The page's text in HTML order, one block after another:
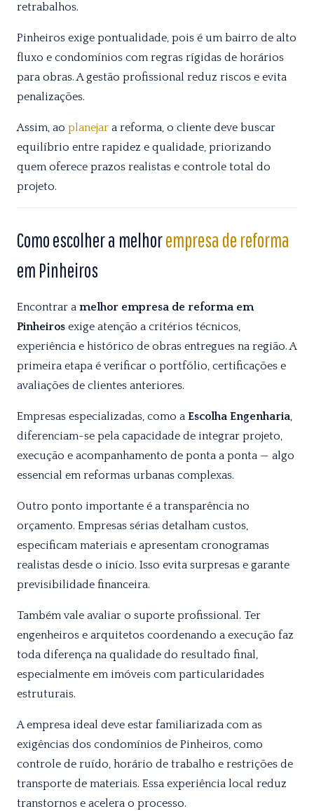
retrabalhos.
Pinheiros exige pontualidade, pois é um bairro de alto
fluxo e condomínios com regras rígidas de horários
para obras. A gestão profissional reduz riscos e evita
penalizações.
Assim, ao planejar a reforma, o cliente deve buscar
equilíbrio entre rapidez e qualidade, priorizando
quem oferece prazos realistas e controle total do
projeto.
Como escolher a melhorempresa de reforma
em Pinheiros
Encontrar a melhor empresa de reforma em
Pinheiros exige atenção a critérios técnicos,
experiência e histórico de obras entregues na região. A
primeira etapa é verificar o portfólio, certificações e
avaliações de clientes anteriores.
Empresas especializadas, como a Escolha Engenharia,
diferenciam-se pela capacidade de integrar projeto,
execução e acompanhamento de ponta a ponta — algo
essencial em reformas urbanas complexas.
Outro ponto importante é a transparência no
orçamento. Empresas sérias detalham custos,
especificam materiais e apresentam cronogramas
realistas desde o início. Isso evita surpresas e garante
previsibilidade financeira.
Também vale avaliar o suporte profissional. Ter
engenheiros e arquitetos coordenando a execução faz
toda diferença na qualidade do resultado final,
especialmente em imóveis com particularidades
estruturais.
A empresa ideal deve estar familiarizada com as
exigências dos condomínios de Pinheiros, como
controle de ruído, horário de trabalho e restrições de
transporte de materiais. Essa experiência local reduz
transtornos e acelera o processo.